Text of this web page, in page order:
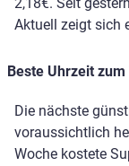
Aktuell zeigt sich
Beste Uhrzeit
Die nächste
voraussichtlich
Woche kostete